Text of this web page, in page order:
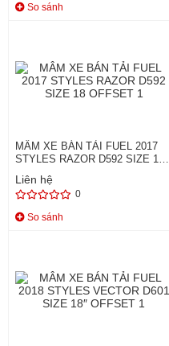
So sánh
MÂM XE BÁN TẢI FUEL 2017
STYLES RAZOR D592 SIZE 18
Liên hệ
0
So sánh